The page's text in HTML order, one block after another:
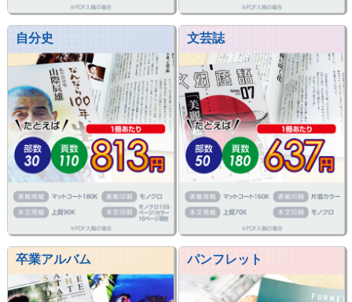
自分史 文芸誌
卒業アルバム パンフレット